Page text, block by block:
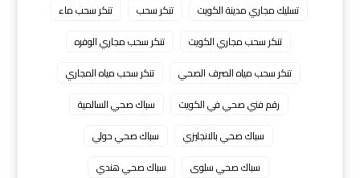
تسليك مجاري مدينة الكويت
تنكر سحب
تنكر سحب ماء
تنكر سحب مجاري الكويت
تنكر سحب مجاري الوفره
تنكر سحب مياه الصرف الصحي
تنكر سحب مياه المجاري
رقم فني صحي في الكويت
سباك صحي السالمية
سباك صحي بالانجليزي
سباك صحي حولي
سباك صحي سلوى
سباك صحي هندي